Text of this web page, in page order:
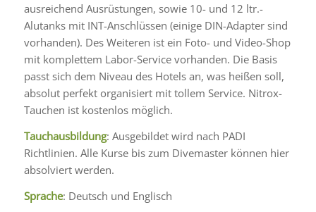
ausreichend Ausrüstungen, sowie 10- und 12 ltr.-
Alutanks mit INT-Anschlüssen (einige DIN-Adapter sind
vorhanden). Des Weiteren ist ein Foto- und Video-Shop
mit komplettem Labor-Service vorhanden. Die Basis
passt sich dem Niveau des Hotels an, was heißen soll,
absolut perfekt organisiert mit tollem Service. Nitrox-
Tauchen ist kostenlos möglich.
Tauchausbildung: Ausgebildet wird nach PADI
Richtlinien. Alle Kurse bis zum Divemaster können hier
absolviert werden.
Sprache: Deutsch und Englisch